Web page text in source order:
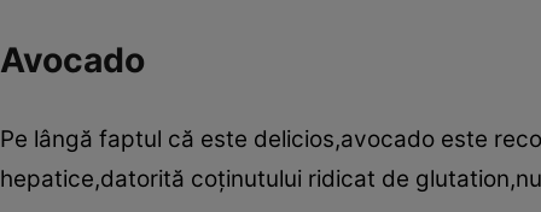
Avocado
Pe lângă faptul că este delicios,avocado este
hepatice,datorită coţinutului ridicat de